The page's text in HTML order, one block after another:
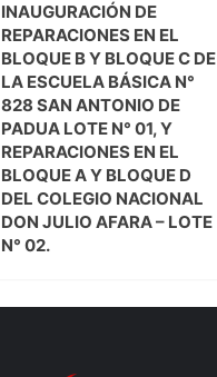
INAUGURACIÓN DE
REPARACIONES EN EL
BLOQUE B Y BLOQUE C DE
LA ESCUELA BÁSICA N°
828 SAN ANTONIO DE
PADUA LOTE N° 01, Y
REPARACIONES EN EL
BLOQUE A Y BLOQUE D
DEL COLEGIO NACIONAL
DON JULIO AFARA – LOTE
N° 02.